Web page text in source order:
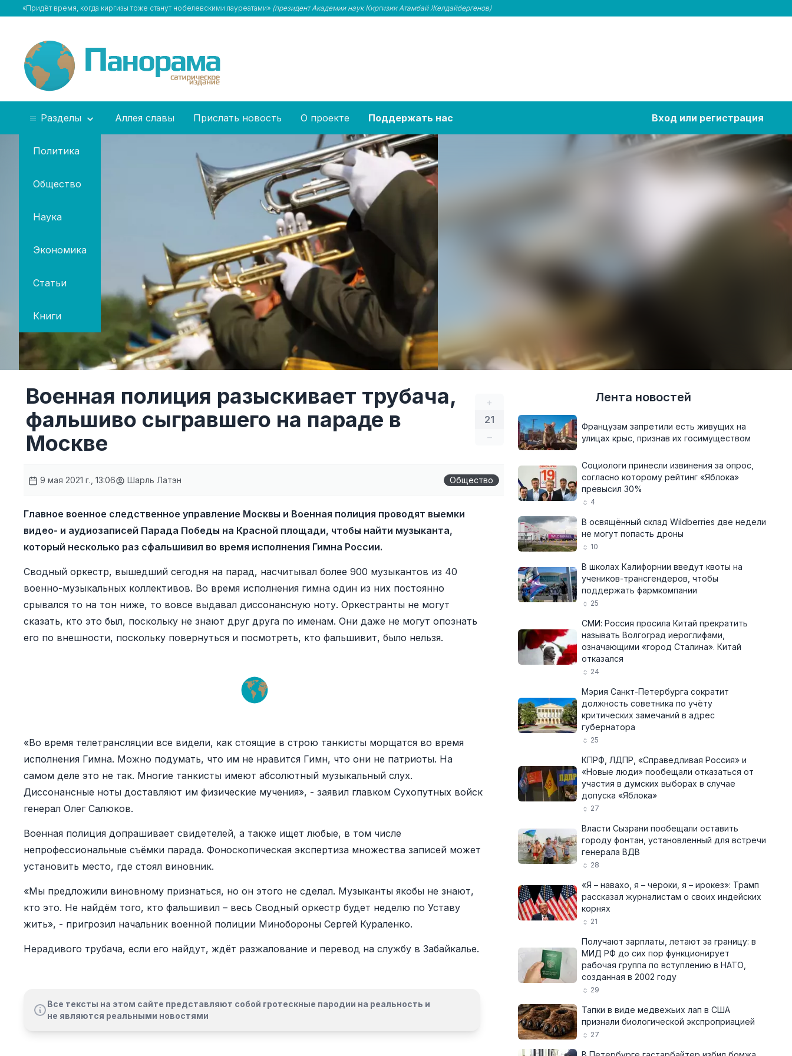
«Придёт время, когда киргизы тоже станут нобелевскими лауреатами» (президент Академии наук Киргизии Атамбай Желдайбергенов)
Разделы
Политика
Общество
Наука
Экономика
Статьи
Книги
Аллея славы Прислать новость О проекте Поддержать нас Вход или регистрация
+
21
–
Военная полиция разыскивает трубача,
фальшиво сыгравшего на параде в
Москве
9 мая 2021 г., 13:06 Шарль Латэн Общество
Главное военное следственное управление Москвы и Военная полиция проводят выемки
видео- и аудиозаписей Парада Победы на Красной площади, чтобы найти музыканта,
который несколько раз сфальшивил во время исполнения Гимна России.
Сводный оркестр, вышедший сегодня на парад, насчитывал более 900 музыкантов из 40
военно-музыкальных коллективов. Во время исполнения гимна один из них постоянно
срывался то на тон ниже, то вовсе выдавал диссонансную ноту. Оркестранты не могут
сказать, кто это был, поскольку не знают друг друга по именам. Они даже не могут опознать
его по внешности, поскольку повернуться и посмотреть, кто фальшивит, было нельзя.
«Во время телетрансляции все видели, как стоящие в строю танкисты морщатся во время
исполнения Гимна. Можно подумать, что им не нравится Гимн, что они не патриоты. На
самом деле это не так. Многие танкисты имеют абсолютный музыкальный слух.
Диссонансные ноты доставляют им физические мучения», - заявил главком Сухопутных войск
генерал Олег Салюков.
Военная полиция допрашивает свидетелей, а также ищет любые, в том числе
непрофессиональные съёмки парада. Фоноскопическая экспертиза множества записей может
установить место, где стоял виновник.
«Мы предложили виновному признаться, но он этого не сделал. Музыканты якобы не знают,
кто это. Не найдём того, кто фальшивил – весь Сводный оркестр будет неделю по Уставу
жить», - пригрозил начальник военной полиции Минобороны Сергей Кураленко.
Нерадивого трубача, если его найдут, ждёт разжалование и перевод на службу в Забайкалье.
Все тексты на этом сайте представляют собой гротескные пародии на реальность и
не являются реальными новостями
Лента новостей
Французам запретили есть живущих на
улицах крыс, признав их госимуществом
Социологи принесли извинения за опрос,
согласно которому рейтинг «Яблока»
превысил 30%
4
В освящённый склад Wildberries две недели
не могут попасть дроны
10
В школах Калифорнии введут квоты на
учеников-трансгендеров, чтобы
поддержать фармкомпании
25
СМИ: Россия просила Китай прекратить
называть Волгоград иероглифами,
означающими «город Сталина». Китай
отказался
24
Мэрия Санкт-Петербурга сократит
должность советника по учёту
критических замечаний в адрес
губернатора
25
КПРФ, ЛДПР, «Справедливая Россия» и
«Новые люди» пообещали отказаться от
участия в думских выборах в случае
допуска «Яблока»
27
Власти Сызрани пообещали оставить
городу фонтан, установленный для встречи
генерала ВДВ
28
«Я – навахо, я – чероки, я – ирокез»: Трамп
рассказал журналистам о своих индейских
корнях
21
Получают зарплаты, летают за границу: в
МИД РФ до сих пор функционирует
рабочая группа по вступлению в НАТО,
созданная в 2002 году
29
Тапки в виде медвежьих лап в США
признали биологической экспроприацией
27